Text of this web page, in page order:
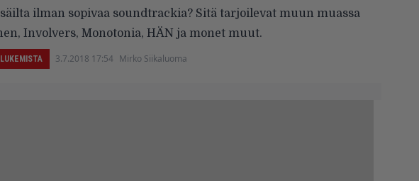
ilman sopivaa soundtrackia? Sitä tarjoilevat muun muassa
Involvers, Monotonia, HÄN ja monet muut.
LUKEMISTA 3.7.2018 17:54 Mirko Siikaluoma